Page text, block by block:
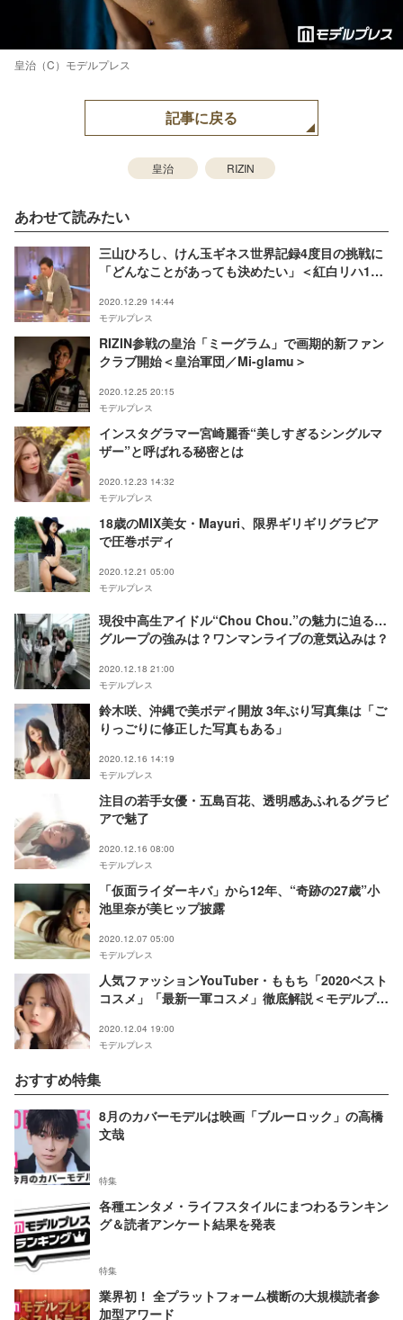
皇治（C）モデルプレス
記事に戻る
皇治 RIZIN
あわせて読みたい
三山ひろし、けん玉ギネス世界記録4度目の挑戦に
「どんなことがあっても決めたい」＜紅白リハ1日
2020.12.29 14:44
モデルプレス
RIZIN参戦の皇治「ミーグラム」で画期的新ファン
クラブ開始＜皇治軍団／Mi-glamu＞
2020.12.25 20:15
モデルプレス
インスタグラマー宮崎麗香“美しすぎるシングルマ
ザー”と呼ばれる秘密とは
2020.12.23 14:32
モデルプレス
18歳のMIX美女・Mayuri、限界ギリギリグラビア
で圧巻ボディ
2020.12.21 05:00
モデルプレス
現役中高生アイドル“Chou Chou.”の魅力に迫る…
グループの強みは？ワンマンライブの意気込みは？
2020.12.18 21:00
モデルプレス
鈴木咲、沖縄で美ボディ開放 3年ぶり写真集は「ご
りっごりに修正した写真もある」
2020.12.16 14:19
モデルプレス
注目の若手女優・五島百花、透明感あふれるグラビ
アで魅了
2020.12.16 08:00
モデルプレス
「仮面ライダーキバ」から12年、“奇跡の27歳”小
池里奈が美ヒップ披露
2020.12.07 05:00
モデルプレス
人気ファッションYouTuber・ももち「2020ベスト
コスメ」「最新一軍コスメ」徹底解説＜モデルプレ
2020.12.04 19:00
モデルプレス
おすすめ特集
8月のカバーモデルは映画「ブルーロック」の高橋
文哉
特集
各種エンタメ・ライフスタイルにまつわるランキン
グ＆読者アンケート結果を発表
特集
業界初！ 全プラットフォーム横断の大規模読者参
加型アワード